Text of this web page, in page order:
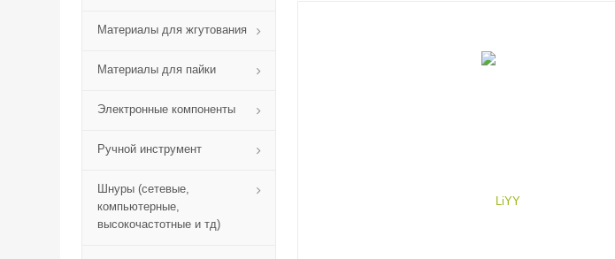
Материалы для жгутования
Материалы для пайки
Электронные компоненты
Ручной инструмент
Шнуры (сетевые,
компьютерные,
высокочастотные и тд)